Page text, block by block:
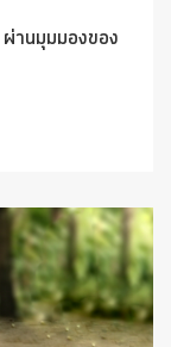
ผ่านมุมมองของ